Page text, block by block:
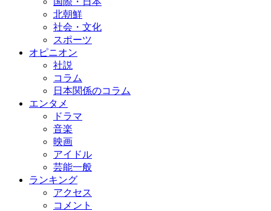
北朝鮮
社会・文化
スポーツ
オピニオン
社説
コラム
日本関係のコラム
エンタメ
ドラマ
音楽
映画
アイドル
芸能一般
ランキング
アクセス
コメント